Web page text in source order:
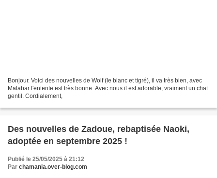
Bonjour. Voici des nouvelles de Wolf (le blanc et tigré), il va très bien, avec
Malabar l'entente est très bonne. Avec nous il est adorable, vraiment un chat
gentil. Cordialement,
Des nouvelles de Zadoue, rebaptisée Naoki,
adoptée en septembre 2025 !
Publié le 25/05/2025 à 21:12
Par chamania.over-blog.com